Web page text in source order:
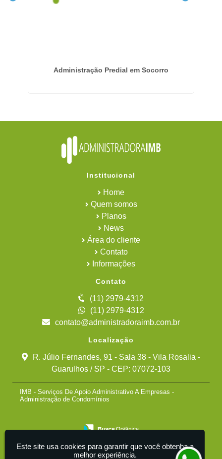
Administração Predial em Socorro
Institucional
Home
Quem somos
Planos
News
Área do cliente
Contato
Informações
Contato
(11) 2979-4312
(11) 2979-4312
contato@administradoraimb.com.br
Localização
R. Júlio Fernandes, 91 - Sala 38 - Vila Rosalia -
Guarulhos / SP - CEP: 07072-103
IMB - Serviços De Apoio Administrativo A Empresas -
Administração de Condomínios
Este site usa cookies para garantir que você obtenha a
melhor experiência.